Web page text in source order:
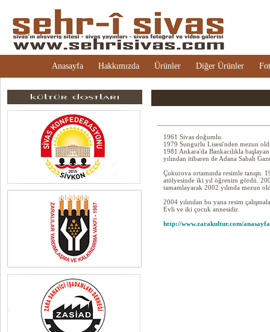
Anasayfa Hakkımızda Ürünler Diğer Ürünler
1961 Sivas doğumlu.
1979 Sungurlu Lisesi'nden mezun
1981 Ankara'da Bankacılıkla
yılından itibaren de Adana Sabah
Çukurova ortamında resimle tanıştı.
atölyesinde iki yıl öğrenim gördü.
tamamlayarak 2002 yılında mezun
2004 yılından bu yana resim
Evli ve iki çocuk annesidir.
http://www.zarakultur.com/